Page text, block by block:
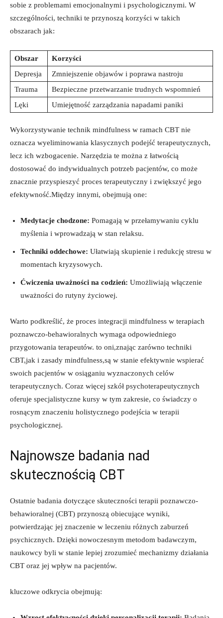
sobie ‌z⁢ problemami emocjonalnymi i psychologicznymi. ‍W
szczególności, ⁤techniki ‌te ‍przynoszą korzyści w takich
⁤obszarach jak:
Obszar
Korzyści
Depresja
Zmniejszenie ​objawów i ‌poprawa nastroju
Trauma
Bezpieczne⁤ przetwarzanie trudnych‍ wspomnień
Lęki
Umiejętność zarządzania napadami ​paniki
Wykorzystywanie‍ technik mindfulness⁤ w ⁣ramach CBT nie
oznacza wyeliminowania klasycznych podejść terapeutycznych,
lecz ich ⁣wzbogacenie. Narzędzia te można z⁣ łatwością
dostosować do indywidualnych potrzeb pacjentów, co może
znacznie przyspieszyć proces terapeutyczny i zwiększyć jego
⁣efektywność.Między innymi, ⁣obejmują one:
Medytacje chodzone: Pomagają w przełamywaniu cyklu
myślenia i wprowadzają w stan relaksu.
Techniki oddechowe: Ułatwiają skupienie i redukcję stresu⁤ w
⁢momentach ⁢kryzysowych.
Ćwiczenia uważności na codzień: Umożliwiają włączenie
‍uważności‍ do​ rutyny życiowej.
Warto podkreślić, że⁤ proces integracji mindfulness w terapiach
poznawczo-behawioralnych wymaga odpowiedniego
przygotowania terapeutów. to ‍oni,znając zarówno techniki
CBT,jak i ⁢zasady⁣ mindfulness,są w⁤ stanie efektywnie​ wspierać
swoich pacjentów w osiąganiu wyznaczonych celów ​
terapeutycznych.⁣ Coraz więcej szkół psychoterapeutycznych
oferuje specjalistyczne ​kursy w tym zakresie, co świadczy o
rosnącym znaczeniu holistycznego podejścia⁢ w‌ terapii
psychologicznej.
Najnowsze badania nad
‍skutecznością CBT
Ostatnie⁢ badania dotyczące skuteczności terapii poznawczo-
behawioralnej (CBT) przynoszą obiecujące‌ wyniki,
⁣potwierdzając jej znaczenie w leczeniu⁣ różnych⁤ zaburzeń
⁣psychicznych. Dzięki nowoczesnym metodom⁤ badawczym,
⁤naukowcy byli w stanie⁤ lepiej⁣ zrozumieć mechanizmy‌ działania
⁢CBT oraz jej wpływ na pacjentów.
kluczowe odkrycia⁤ obejmują: